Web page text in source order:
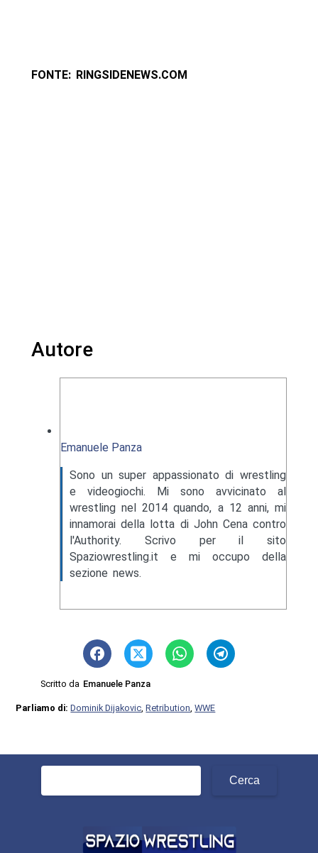
FONTE: RINGSIDENEWS.COM
Autore
Emanuele Panza
Sono un super appassionato di wrestling
e videogiochi. Mi sono avvicinato al
wrestling nel 2014 quando, a 12 anni, mi
innamorai della lotta di John Cena contro
l'Authority. Scrivo per il sito
Spaziowrestling.it e mi occupo della
sezione news.
Scritto da Emanuele Panza
Parliamo di:Dominik Dijakovic ,Retribution ,WWE